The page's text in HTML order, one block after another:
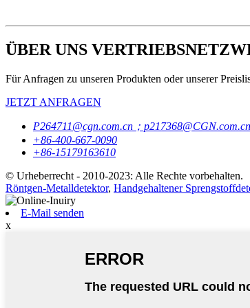
ÜBER UNS
Für Anfragen zu unseren Produkten oder unserer
JETZT ANFRAGEN
P264711@cgn.com.cn；p217368@CGN.com.cn
+86-400-667-0090
+86-15179163610
© Urheberrecht - 2010-2023: Alle Rechte vorbehalten.
Röntgen-Metalldetektor, Handgehaltener
E-Mail senden
x